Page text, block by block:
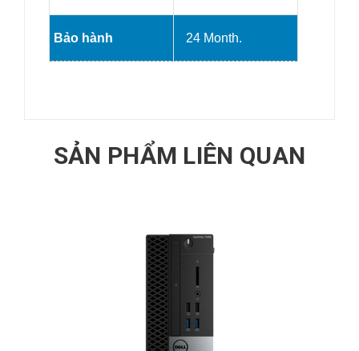
Bảo hành 24 Month.
SẢN PHẨM LIÊN QUAN